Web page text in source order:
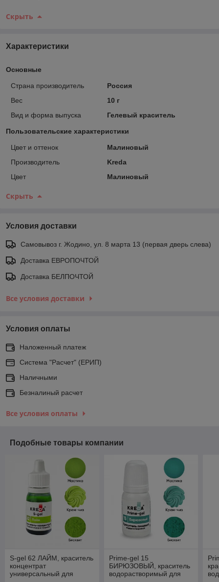
Скрыть
Характеристики
Основные
Страна производитель
Россия
Вес
10 г
Вид и форма выпуска
Гелевый краситель
Пользовательские характеристики
Цвет и оттенок
Малиновый
Производитель
Kreda
Цвет
Малиновый
Скрыть
Условия доставки
Самовывоз г. Жодино, ул. 8 марта 13 (первая дверь слева)
Доставка ЕВРОПОЧТОЙ
Доставка БЕЛПОЧТОЙ
Все условия доставки
Условия оплаты
Наложенный платеж
Система "Расчет" (ЕРИП)
Наличными
Безналиный расчет
Все условия оплаты
Подобные товары компании
S-gel 62 ЛАЙМ, краситель
концентрат
универсальный для
Prime-gel 15
БИРЮЗОВЫЙ, краситель
водорастворимый для